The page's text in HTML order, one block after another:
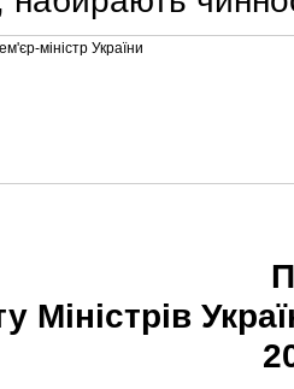
мiнiстр України
Мiнiстрiв